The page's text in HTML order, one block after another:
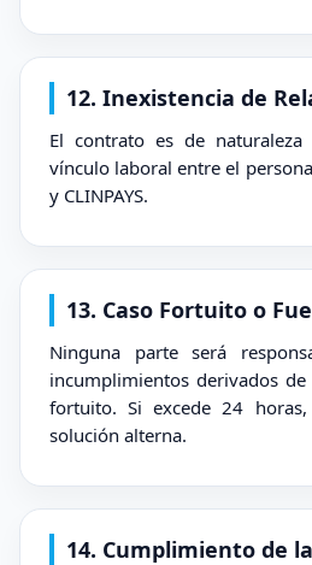
12. Inexistencia de
El contrato es de
vínculo laboral entre el
y CLINPAYS.
13. Caso Fortuito o
Ninguna parte será
incumplimientos derivados
fortuito. Si excede 24
solución alterna.
14. Cumplimiento de